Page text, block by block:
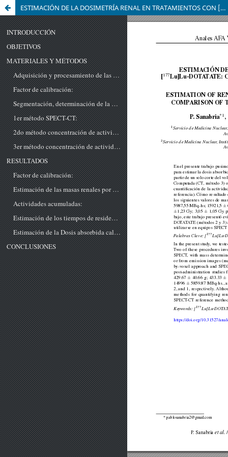
ESTIMACIÓN DE LA DOSIMETRÍA RENAL EN TRATAMIENTOS CON [177Lu]Lu-DOTATATE: COMPARACIÓN DE 3 MÉTODOS DE CUANTIFICACIÓN MEDIANTE SPECT-CT.